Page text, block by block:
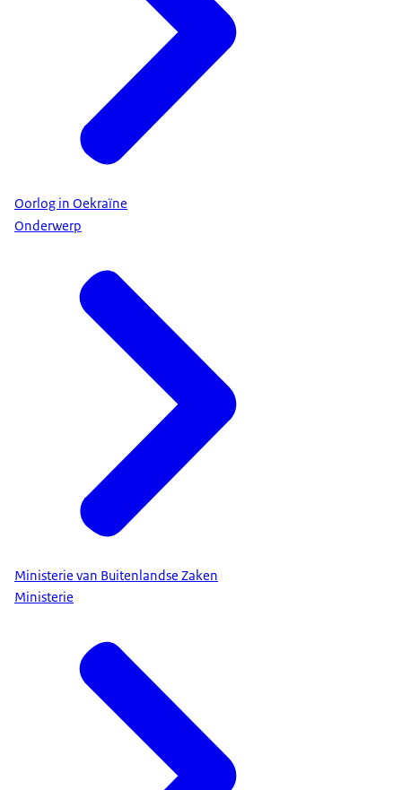
Oorlog in Oekraïne
Onderwerp
Ministerie van Buitenlandse Zaken
Ministerie